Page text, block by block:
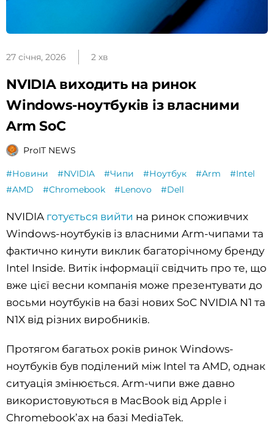
27 січня, 2026 2 хв
NVIDIA виходить на ринок
Windows-ноутбуків із власними
Arm SoC
ProIT NEWS
#Новини #NVIDIA #Чипи #Ноутбук #Arm
#Intel
#AMD
#Chromebook #Lenovo #Dell
NVIDIA готується вийти на ринок споживчих
Windows-ноутбуків із власними Arm-чипами та
фактично кинути виклик багаторічному бренду
Intel Inside. Витік інформації свідчить про те, що
вже цієї весни компанія може презентувати до
восьми ноутбуків на базі нових SoC NVIDIA N1 та
N1X від різних виробників.
Протягом багатьох років ринок Windows-
ноутбуків був поділений між Intel та AMD, однак
ситуація змінюється. Arm-чипи вже давно
використовуються в MacBook від Apple і
Chromebook’ах на базі MediaTek.